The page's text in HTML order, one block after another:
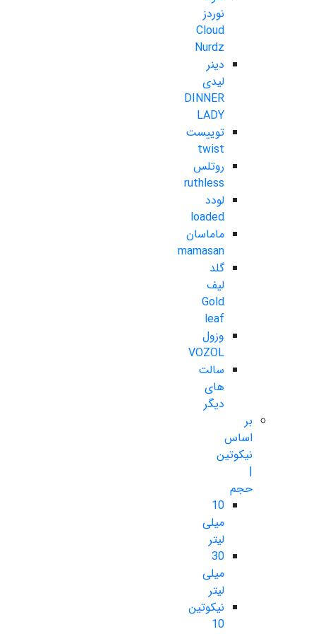
نوردز
Cloud
Nurdz
دینر
لیدی
DINNER
LADY
توییست
twist
روتلس
ruthless
لودد
loaded
ماماسان
mamasan
گلد
لیف
Gold
leaf
وزول
VOZOL
سالت
های
دیگر
بر
اساس
نیکوتین
|
حجم
10
میلی
لیتر
30
میلی
لیتر
نیکوتین
10